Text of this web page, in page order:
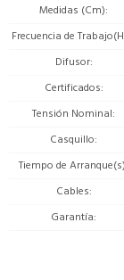
Medidas (Cm)
Frecuencia de
Difusor
Certificados
Tensión Nominal
Casquillo
Tiempo de Arranque(s)
Cables
Garantía